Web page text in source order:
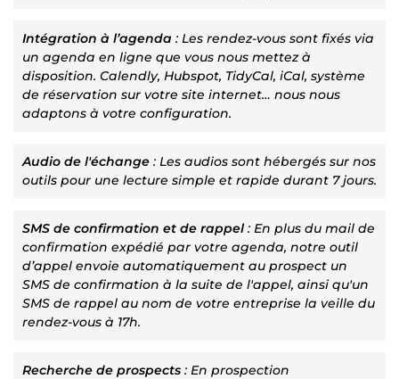
Intégration à l’agenda : Les rendez-vous sont fixés via
un agenda en ligne que vous nous mettez à
disposition. Calendly, Hubspot, TidyCal, iCal, système
de réservation sur votre site internet… nous nous
adaptons à votre configuration.
Audio de l'échange : Les audios sont hébergés sur nos
outils pour une lecture simple et rapide durant 7 jours.
SMS de confirmation et de rappel : En plus du mail de
confirmation expédié par votre agenda, notre outil
d’appel envoie automatiquement au prospect un
SMS de confirmation à la suite de l'appel, ainsi qu'un
SMS de rappel au nom de votre entreprise la veille du
rendez-vous à 17h.
Recherche de prospects : En prospection